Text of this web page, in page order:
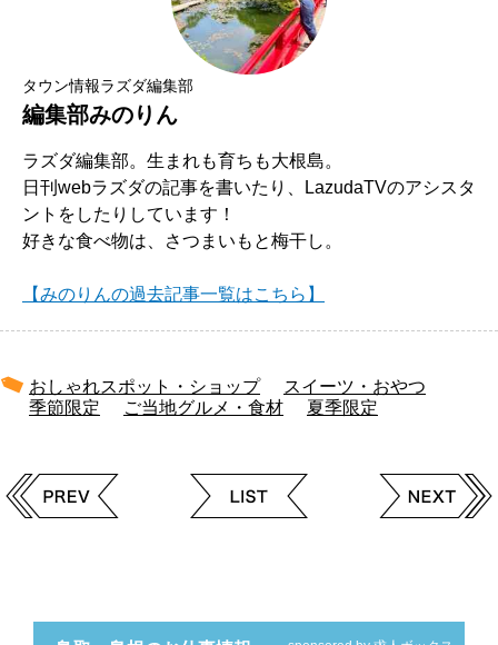
タウン情報ラズダ編集部
編集部みのりん
ラズダ編集部。生まれも育ちも大根島。
日刊webラズダの記事を書いたり、LazudaTVのアシスタ
ントをしたりしています！
好きな食べ物は、さつまいもと梅干し。
【みのりんの過去記事一覧はこちら】
おしゃれスポット・ショップ
スイーツ・おやつ
季節限定
ご当地グルメ・食材 夏季限定